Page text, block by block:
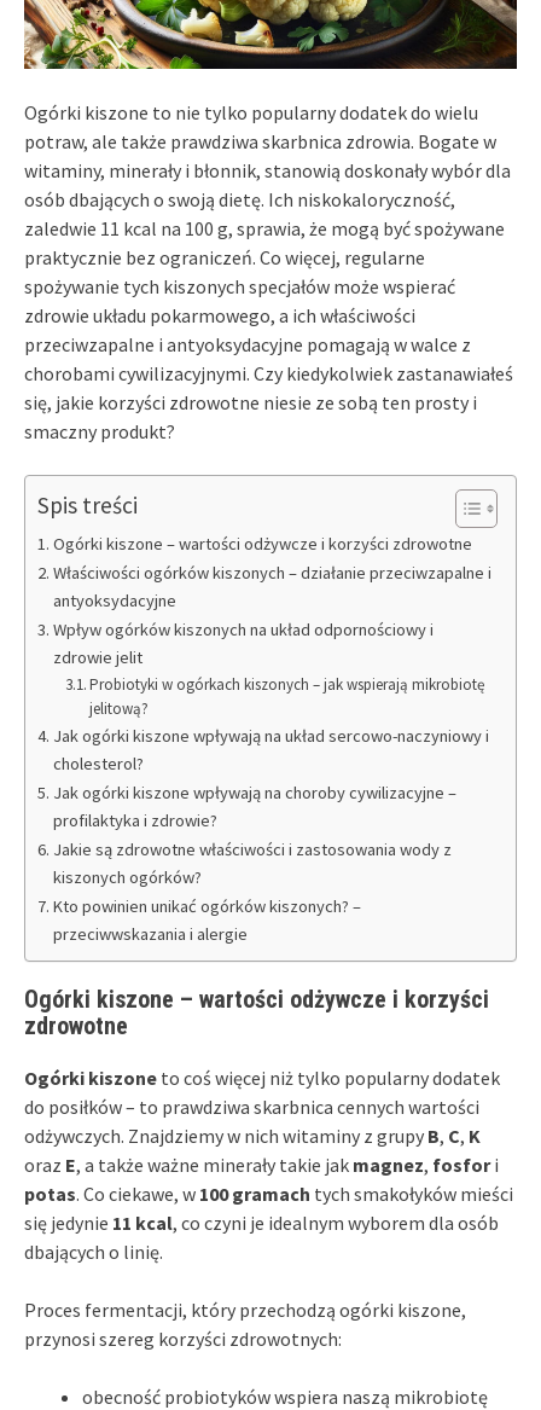
Ogórki kiszone to nie tylko popularny dodatek do wielu
potraw, ale także prawdziwa skarbnica zdrowia. Bogate w
witaminy, minerały i błonnik, stanowią doskonały wybór dla
osób dbających o swoją dietę. Ich niskokaloryczność,
zaledwie 11 kcal na 100 g, sprawia, że mogą być spożywane
praktycznie bez ograniczeń. Co więcej, regularne
spożywanie tych kiszonych specjałów może wspierać
zdrowie układu pokarmowego, a ich właściwości
przeciwzapalne i antyoksydacyjne pomagają w walce z
chorobami cywilizacyjnymi. Czy kiedykolwiek zastanawiałeś
się, jakie korzyści zdrowotne niesie ze sobą ten prosty i
smaczny produkt?
Spis treści
Ogórki kiszone – wartości odżywcze i korzyści zdrowotne
Właściwości ogórków kiszonych – działanie przeciwzapalne i
antyoksydacyjne
Wpływ ogórków kiszonych na układ odpornościowy i
zdrowie jelit
Probiotyki w ogórkach kiszonych – jak wspierają mikrobiotę
jelitową?
Jak ogórki kiszone wpływają na układ sercowo-naczyniowy i
cholesterol?
Jak ogórki kiszone wpływają na choroby cywilizacyjne –
profilaktyka i zdrowie?
Jakie są zdrowotne właściwości i zastosowania wody z
kiszonych ogórków?
Kto powinien unikać ogórków kiszonych? –
przeciwwskazania i alergie
Ogórki kiszone – wartości odżywcze i korzyści
zdrowotne
Ogórki kiszone to coś więcej niż tylko popularny dodatek
do posiłków – to prawdziwa skarbnica cennych wartości
odżywczych. Znajdziemy w nich witaminy z grupy B, C, K
oraz E, a także ważne minerały takie jak magnez, fosfori
potas. Co ciekawe, w 100 gramach tych smakołyków mieści
się jedynie 11 kcal, co czyni je idealnym wyborem dla osób
dbających o linię.
Proces fermentacji, który przechodzą ogórki kiszone,
przynosi szereg korzyści zdrowotnych:
obecność probiotyków wspiera naszą mikrobiotę